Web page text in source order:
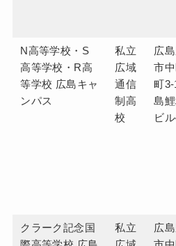
N高等学校・S
高等学校・R高
等学校 広島キャ
ンパス
私立
広域
通信
制高
校
広
市
町
島
ビ
クラーク記念国
私立
広